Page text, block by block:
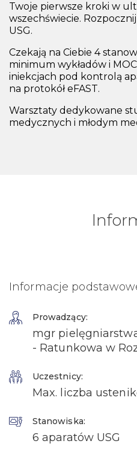
Twoje pierwsze kroki w
wszechświecie.
USG.
Czekają na Ciebie 4
minimum wykładów i
iniekcjach pod kontrolą
na protokół eFAST.
Warsztaty dedykowane
medycznych i młodym
Informacje
Prowadzący:
mgr
- Ratunkowa w
Uczestnicy:
Max. liczba
Stanowiska:
6 aparatów USG